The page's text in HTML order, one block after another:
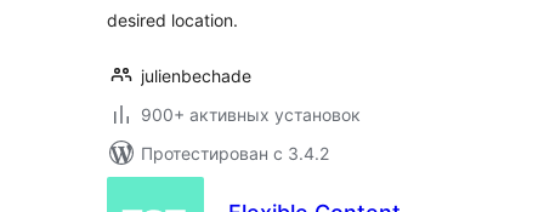
desired location.
julienbechade
900+ активных установок
Протестирован с 3.4.2